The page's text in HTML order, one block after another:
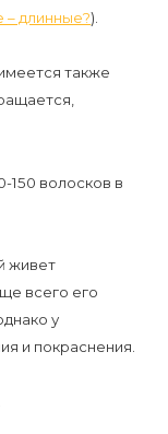
– длинные?).
также
150 волосков в
живет
всего его
у
и покраснения.